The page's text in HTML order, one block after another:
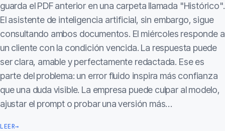
guarda el PDF anterior en una carpeta llamada "Histórico".
El asistente de inteligencia artificial, sin embargo, sigue
consultando ambos documentos. El miércoles responde a
un cliente con la condición vencida. La respuesta puede
ser clara, amable y perfectamente redactada. Ese es
parte del problema: un error fluido inspira más confianza
que una duda visible. La empresa puede culpar al modelo,
ajustar el prompt o probar una versión más…
LEER→